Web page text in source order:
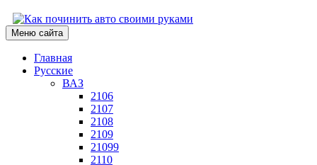
Меню сайта
Главная
Русские
ВАЗ
2106
2107
2108
2109
21099
2110